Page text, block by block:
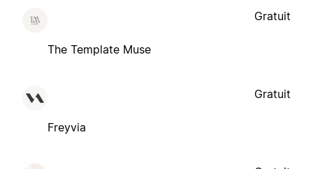
The Template Muse
Gratuit
Freyvia
Gratuit